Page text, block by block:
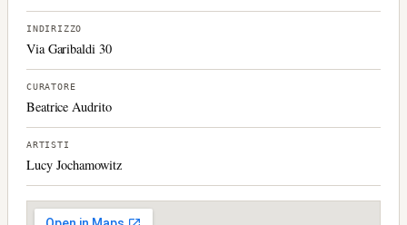
INDIRIZZO
Via Garibaldi 30
CURATORE
Beatrice Audrito
ARTISTI
Lucy Jochamowitz